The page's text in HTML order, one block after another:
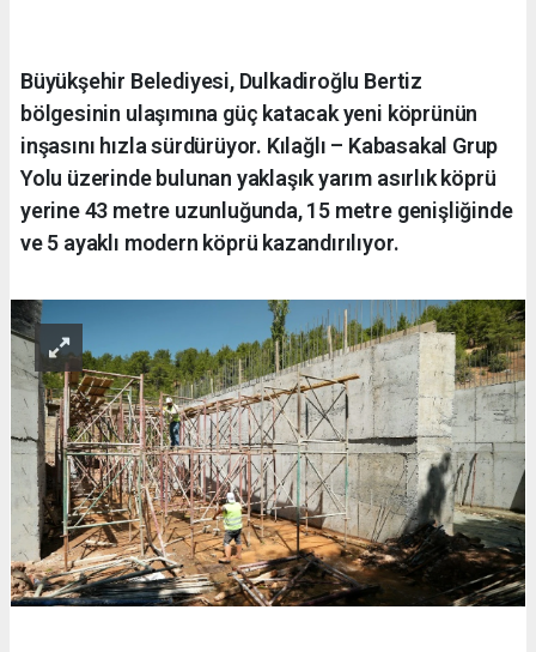
Büyükşehir Belediyesi, Dulkadiroğlu Bertiz
bölgesinin ulaşımına güç katacak yeni köprünün
inşasını hızla sürdürüyor. Kılağlı – Kabasakal Grup
Yolu üzerinde bulunan yaklaşık yarım asırlık köprü
yerine 43 metre uzunluğunda, 15 metre genişliğinde
ve 5 ayaklı modern köprü kazandırılıyor.